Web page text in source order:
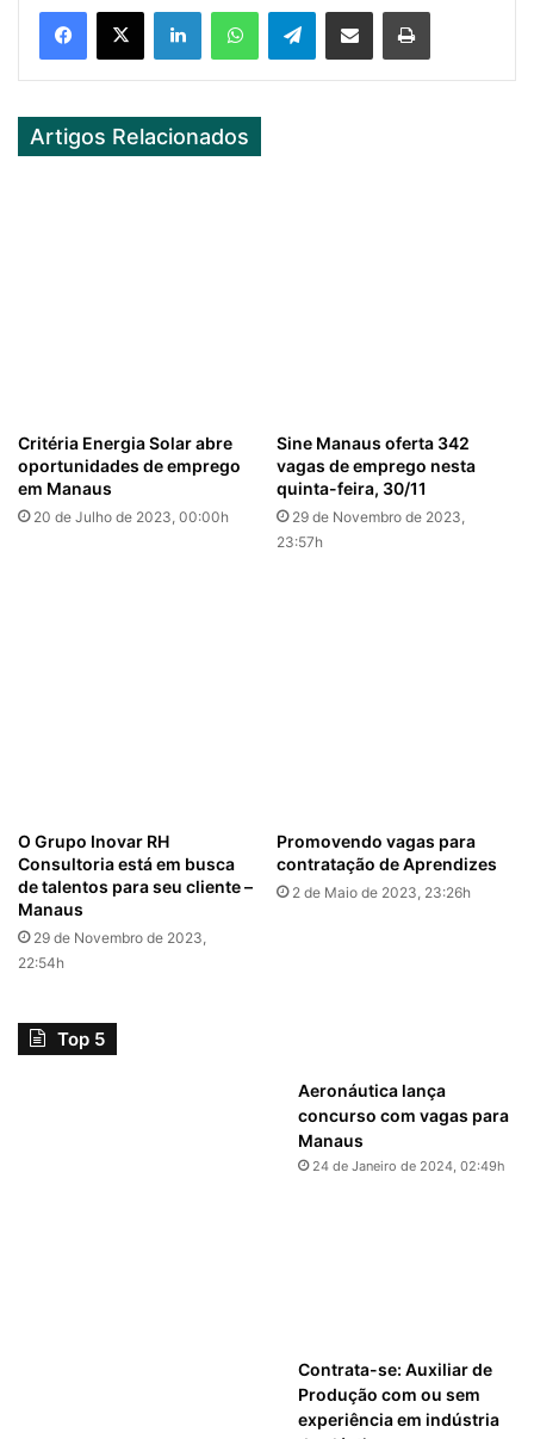
Telegram
Artigos Relacionados
Critéria Energia Solar abre
oportunidades de emprego
em Manaus
20 de Julho de 2023, 00:00h
Sine Manaus oferta 342
vagas de emprego nesta
quinta-feira, 30/11
29 de Novembro de 2023,
23:57h
O Grupo Inovar RH
Consultoria está em busca
de talentos para seu cliente –
Manaus
29 de Novembro de 2023,
22:54h
Promovendo vagas para
contratação de Aprendizes
2 de Maio de 2023, 23:26h
Top 5
Aeronáutica lança
concurso com vagas para
Manaus
24 de Janeiro de 2024, 02:49h
Contrata-se: Auxiliar de
Produção com ou sem
experiência em indústria